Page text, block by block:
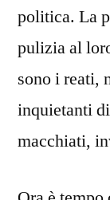
politica. La
pulizia al
sono i reati,
inquietanti
macchiati,